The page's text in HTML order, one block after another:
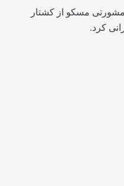
مسکو از کشتار
کرد.